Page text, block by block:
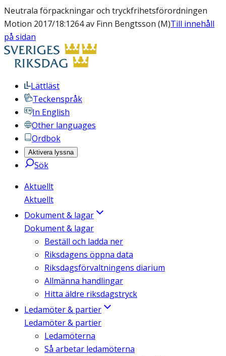
Neutrala förpackningar och tryckfrihetsförordningen
Motion 2017/18:1264 av Finn Bengtsson (M)Till innehåll
på sidan
Lättläst
Teckenspråk
In English
Other languages
Ordbok
Aktivera lyssna
Sök
Aktuellt
Aktuellt
Dokument & lagar
Dokument & lagar
Beställ och ladda ner
Riksdagens öppna data
Riksdagsförvaltningens diarium
Allmänna handlingar
Hitta äldre riksdagstryck
Ledamöter & partier
Ledamöter & partier
Ledamöterna
Så arbetar ledamöterna